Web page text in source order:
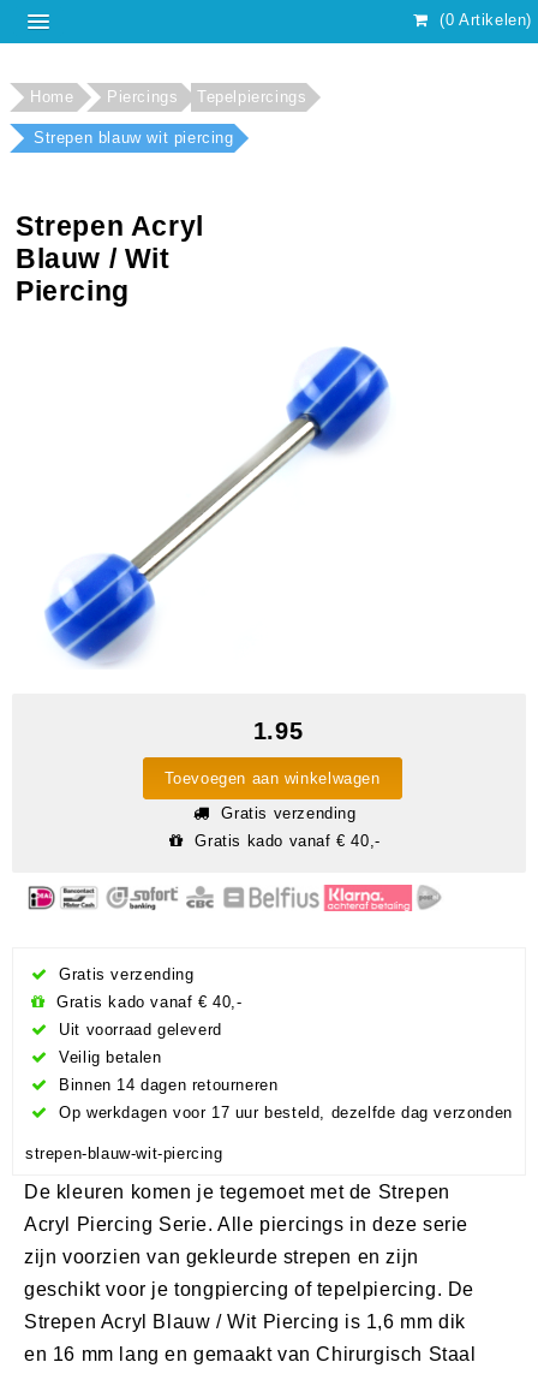
(0 Artikelen)
Home Piercings Tepelpiercings
Strepen blauw wit piercing
Strepen Acryl
Blauw / Wit
Piercing
1.95
Toevoegen aan winkelwagen
Gratis verzending
Gratis kado vanaf € 40,-
Gratis verzending
Gratis kado vanaf € 40,-
Uit voorraad geleverd
Veilig betalen
Binnen 14 dagen retourneren
Op werkdagen voor 17 uur besteld, dezelfde dag verzonden
strepen-blauw-wit-piercing
De kleuren komen je tegemoet met de Strepen
Acryl Piercing Serie. Alle piercings in deze serie
zijn voorzien van gekleurde strepen en zijn
geschikt voor je tongpiercing of tepelpiercing. De
Strepen Acryl Blauw / Wit Piercing is 1,6 mm dik
en 16 mm lang en gemaakt van Chirurgisch Staal